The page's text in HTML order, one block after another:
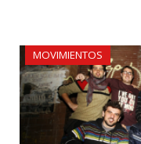
MOVIMIENTOS